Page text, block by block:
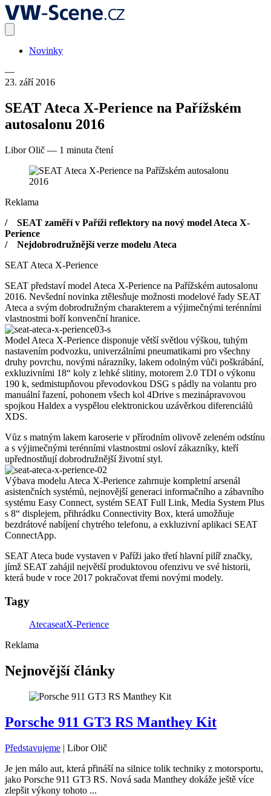
Novinky
—
23. září 2016
SEAT Ateca X-Perience na Pařížském
autosalonu 2016
Libor Olič — 1 minuta čtení
Reklama
/ SEAT zaměří v Paříži reflektory na nový model Ateca X-
Perience
/ Nejdobrodružnější verze modelu Ateca
SEAT Ateca X-Perience
SEAT představí model Ateca X-Perience na Pařížském autosalonu
2016. Nevšední novinka ztělesňuje možnosti modelové řady SEAT
Ateca a svým dobrodružným charakterem a výjimečnými terénními
vlastnostmi boří konvenční hranice.
Model Ateca X-Perience disponuje větší světlou výškou, tuhým
nastavením podvozku, univerzálními pneumatikami pro všechny
druhy povrchu, novými nárazníky, lakem odolným vůči poškrábání,
exkluzivními 18“ koly z lehké slitiny, motorem 2.0 TDI o výkonu
190 k, sedmistupňovou převodovkou DSG s pádly na volantu pro
manuální řazení, pohonem všech kol 4Drive s mezinápravovou
spojkou Haldex a vyspělou elektronickou uzávěrkou diferenciálů
XDS.
Vůz s matným lakem karoserie v přírodním olivově zeleném odstínu
a s výjimečnými terénními vlastnostmi osloví zákazníky, kteří
upřednostňují dobrodružnější životní styl.
Výbava modelu Ateca X-Perience zahrnuje kompletní arsenál
asistenčních systémů, nejnovější generaci informačního a zábavního
systému Easy Connect, systém SEAT Full Link, Media System Plus
s 8“ displejem, přihrádku Connectivity Box, která umožňuje
bezdrátové nabíjení chytrého telefonu, a exkluzivní aplikaci SEAT
ConnectApp.
SEAT Ateca bude vystaven v Paříži jako třetí hlavní pilíř značky,
jímž SEAT zahájil největší produktovou ofenzivu ve své historii,
která bude v roce 2017 pokračovat třemi novými modely.
Tagy
AtecaseatX-Perience
Reklama
Nejnovější články
Porsche 911 GT3 RS Manthey Kit
Představujeme | Libor Olič
Je jen málo aut, která přináší na silnice tolik techniky z motorsportu,
jako Porsche 911 GT3 RS. Nová sada Manthey dokáže ještě více
zlepšit výkony tohoto ...